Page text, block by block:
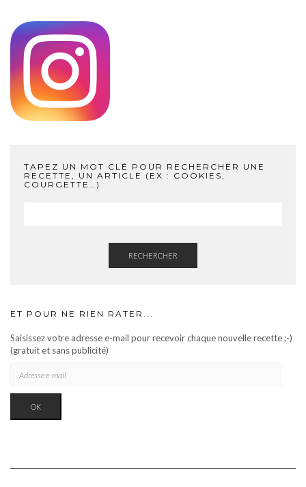
TAPEZ UN MOT CLÉ POUR RECHERCHER UNE
RECETTE, UN ARTICLE (EX : COOKIES,
COURGETTE…)
RECHERCHER
ET POUR NE RIEN RATER...
Saisissez votre adresse e-mail pour recevoir chaque nouvelle recette ;-)
(gratuit et sans publicité)
OK